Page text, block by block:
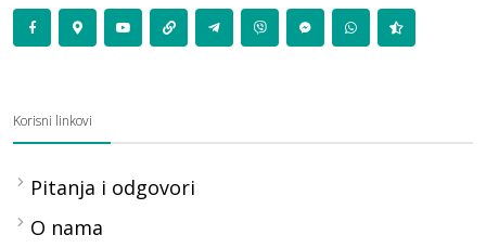
Korisni linkovi
Pitanja i odgovori
O nama